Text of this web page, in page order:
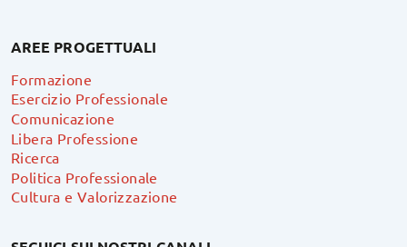
AREE PROGETTUALI
Formazione
Esercizio Professionale
Comunicazione
Libera Professione
Ricerca
Politica Professionale
Cultura e Valorizzazione